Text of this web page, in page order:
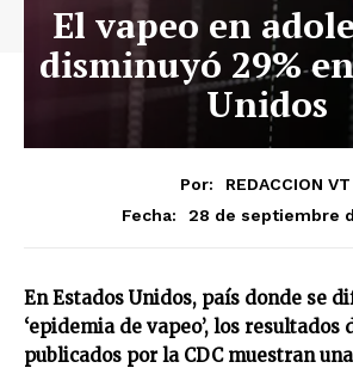
El vapeo en
disminuyó 29%
Unidos
Por:
REDACCION VT
Fecha:
28 de septiembre
En Estados Unidos, país donde se
‘epidemia de vapeo’, los resultados
publicados por la CDC muestran